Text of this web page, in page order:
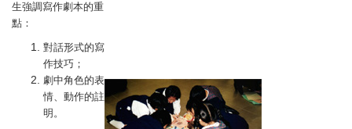
生強調寫作劇本的重
點：
對話形式的寫
作技巧；
劇中角色的表
情、動作的註
明。